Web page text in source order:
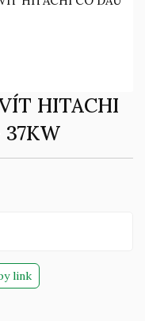
HITACHI
link